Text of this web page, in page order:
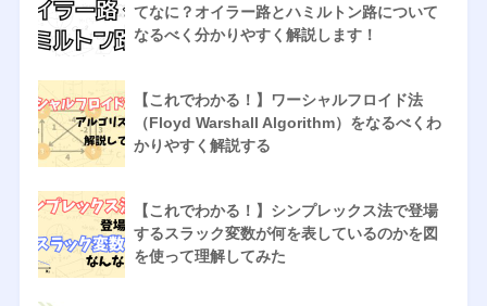
てなに？オイラー路とハミルトン路について
なるべく分かりやすく解説します！
【これでわかる！】ワーシャルフロイド法
（Floyd Warshall Algorithm）をなるべくわ
かりやすく解説する
【これでわかる！】シンプレックス法で登場
するスラック変数が何を表しているのかを図
を使って理解してみた